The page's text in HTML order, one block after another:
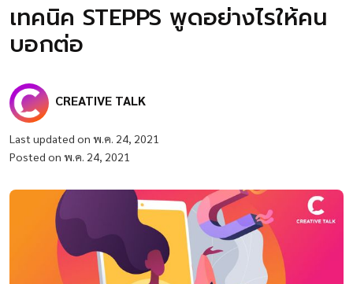
เทคนิค STEPPS พูดอย่างไรให้คน
บอกต่อ
CREATIVE TALK
Last updated on พ.ค. 24, 2021
Posted on พ.ค. 24, 2021